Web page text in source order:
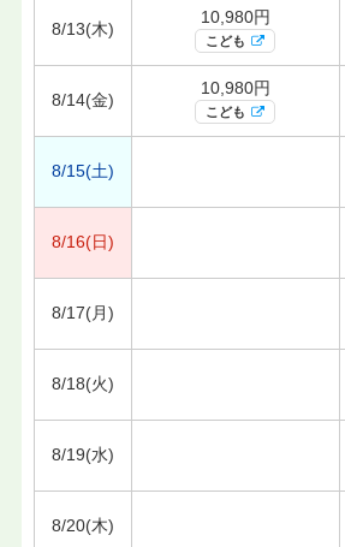
8/13(木)
10,980円
こども
8/14(金)
10,980円
こども
8/15(土)
8/16(日)
8/17(月)
8/18(火)
8/19(水)
8/20(木)